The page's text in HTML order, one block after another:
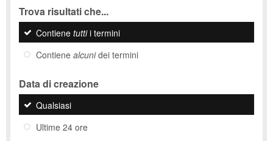
Trova risultati che...
Contiene tuttii termini
Contiene alcunidei termini
Data di creazione
Qualsiasi
Ultime 24 ore